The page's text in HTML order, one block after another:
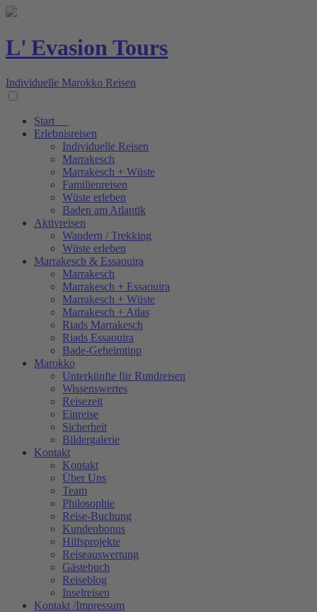
L' Evasion Tours
Individuelle Marokko Reisen
Start
Erlebnisreisen
Individuelle Reisen
Marrakesch
Marrakesch + Wüste
Familienreisen
Wüste erleben
Baden am Atlantik
Aktivreisen
Wandern / Trekking
Wüste erleben
Marrakesch & Essaouira
Marrakesch
Marrakesch + Essaouira
Marrakesch + Wüste
Marrakesch + Atlas
Riads Marrakesch
Riads Essaouira
Bade-Geheimtipp
Marokko
Unterkünfte für Rundreisen
Wissenswertes
Reisezeit
Einreise
Sicherheit
Bildergalerie
Kontakt
Kontakt
Über Uns
Team
Philosophie
Reise-Buchung
Kundenbonus
Hilfsprojekte
Reiseauswertung
Gästebuch
Reiseblog
Inselreisen
Kontakt /Impressum